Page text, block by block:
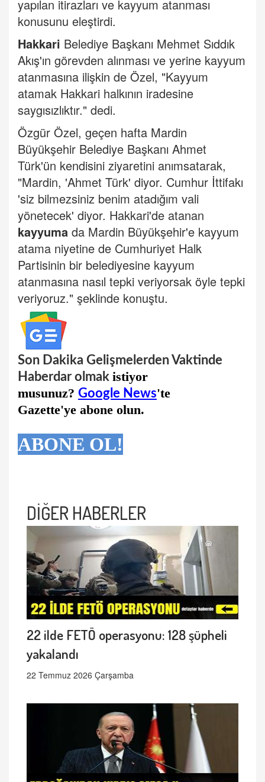
yapılan itirazları ve kayyum atanması
konusunu eleştirdi.
Hakkari Belediye Başkanı Mehmet Sıddık
Akış'ın görevden alınması ve yerine kayyum
atanmasına ilişkin de Özel, "Kayyum
atamak Hakkari halkının iradesine
saygısızlıktır." dedi.
Özgür Özel, geçen hafta Mardin
Büyükşehir Belediye Başkanı Ahmet
Türk'ün kendisini ziyaretini anımsatarak,
"Mardin, 'Ahmet Türk' diyor. Cumhur İttifakı
'siz bilmezsiniz benim atadığım vali
yönetecek' diyor. Hakkari'de atanan
kayyuma da Mardin Büyükşehir'e kayyum
atama niyetine de Cumhuriyet Halk
Partisinin bir belediyesine kayyum
atanmasına nasıl tepki veriyorsak öyle tepki
veriyoruz." şeklinde konuştu.
Son Dakika Gelişmelerden Vaktinde
Haberdar olmak istiyor
musunuz? Google News'te
Gazette'ye abone olun.
ABONE OL!
DİĞER HABERLER
22 ilde FETÖ operasyonu: 128 şüpheli
yakalandı
22 Temmuz 2026 Çarşamba